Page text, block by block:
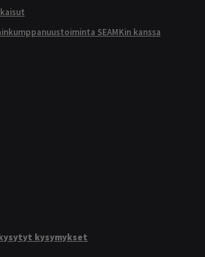
SEAMKin kanssa
kysytyt kysymykset